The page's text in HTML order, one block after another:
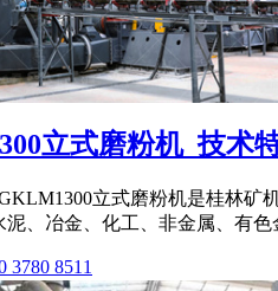
立式磨粉机_技术
立式磨粉机是桂林矿
泥、冶金、化工、非金属、有
3780 8511